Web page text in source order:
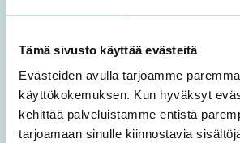
Tämä sivusto käyttää evästeitä
Evästeiden avulla tarjoamme
käyttökokemuksen. Kun hyväksyt
kehittää palveluistamme entistä
tarjoamaan sinulle kiinnostavia
VALITSE VAIHTOEHDOISTA
Tällä